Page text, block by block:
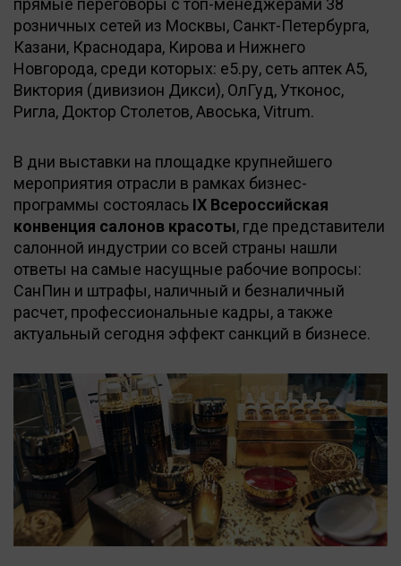
прямые переговоры с топ-менеджерами 38
розничных сетей из Москвы, Санкт-Петербурга,
Казани, Краснодара, Кирова и Нижнего
Новгорода, среди которых: е5.ру, сеть аптек А5,
Виктория (дивизион Дикси), ОлГуд, Утконос,
Ригла, Доктор Столетов, Авоська, Vitrum.
В дни выставки на площадке крупнейшего
мероприятия отрасли в рамках бизнес-
программы состоялась IX Всероссийская
конвенция салонов красоты, где представители
салонной индустрии со всей страны нашли
ответы на самые насущные рабочие вопросы:
СанПин и штрафы, наличный и безналичный
расчет, профессиональные кадры, а также
актуальный сегодня эффект санкций в бизнесе.